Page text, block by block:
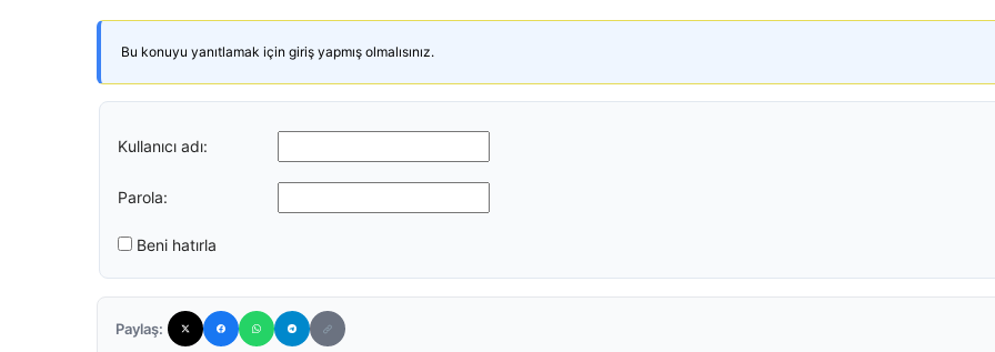
Bu konuyu yanıtlamak için giriş yapmış olmalısınız.
Kullanıcı adı:
Parola:
Beni hatırla
Paylaş: